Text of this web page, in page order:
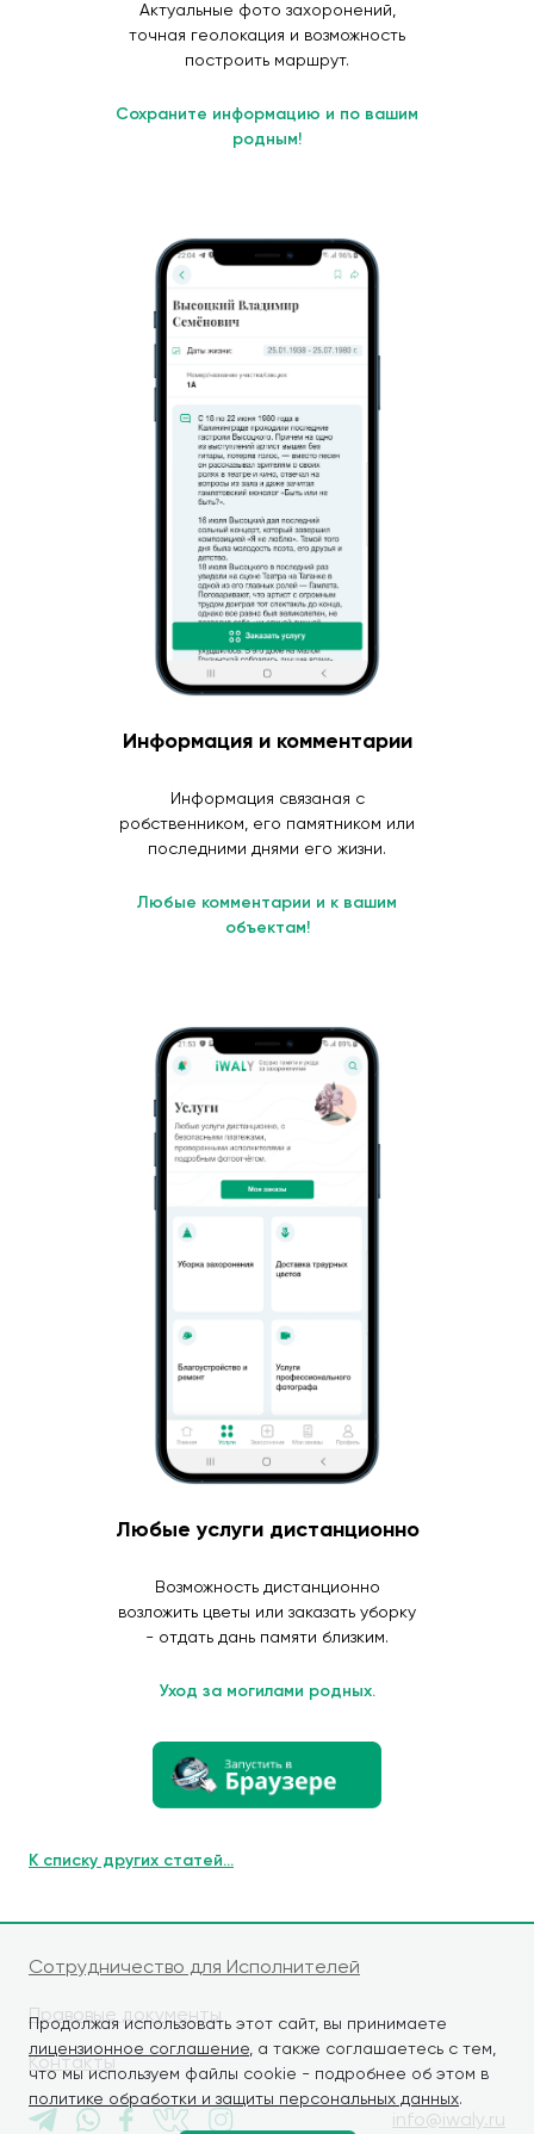
Продолжая использовать этот сайт, вы принимаете
лицензионное соглашение , а также соглашаетесь с тем,
что мы используем файлы cookie - подробнее об этом в
политике обработки и защиты персональных данных.
Актуальные фото захоронений,
точная геолокация и возможность
построить маршрут.
Сохраните информацию и по вашим
родным!
Информация и комментарии
Информация связаная с
робственником, его памятником или
последними днями его жизни.
Любые комментарии и к вашим
объектам!
Любые услуги дистанционно
Возможность дистанционно
возложить цветы или заказать уборку
- отдать дань памяти близким.
Уход за могилами родных.
К списку других статей...
Сотрудничество для Исполнителей
Правовые документы
Контакты
info@iwaly.ru